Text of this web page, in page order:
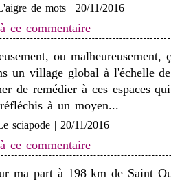
de mots | 20/11/2016
ce commentaire
ou malheureusement,
un village global à l'échelle
de remédier à ces espaces
à un moyen...
sciapode | 20/11/2016
ce commentaire
ma part à 198 km de Saint